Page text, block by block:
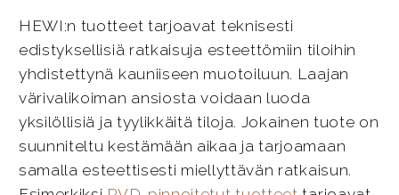
HEWI:n tuotteet tarjoavat teknisesti
edistyksellisiä ratkaisuja esteettömiin tiloihin
yhdistettynä kauniiseen muotoiluun. Laajan
värivalikoiman ansiosta voidaan luoda
yksilöllisiä ja tyylikkäitä tiloja. Jokainen tuote on
suunniteltu kestämään aikaa ja tarjoamaan
samalla esteettisesti miellyttävän ratkaisun.